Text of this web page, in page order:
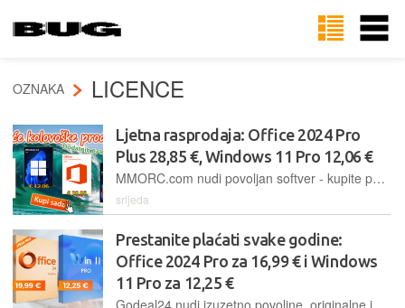
OZNAKA LICENCE
Ljetna rasprodaja: Office 2024 Pro
Plus 28,85 €, Windows 11 Pro 12,06 €
MMORC.com nudi povoljan softver - kupite paket koji uključuje Office 2021 Pro i Windows 11 Pro za samo 36,44 € i opremite računalo novim trajno aktiviranim originalnim softverom
srijeda
Prestanite plaćati svake godine:
Office 2024 Pro za 16,99 € i Windows
11 Pro za 12,25 €
Godeal24 nudi izuzetno povoljne, originalne i trajno aktivirane Windows i Office softverske pakete. Windows 11 Pro samo 12,25 €, Office 2024 Pro samo 19,99 €, Office 2021 Home and Business za Mac 49,99 €